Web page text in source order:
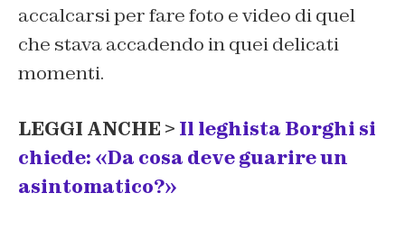
accalcarsi per fare foto e video di quel
che stava accadendo in quei delicati
momenti.
LEGGI ANCHE > Il leghista Borghi si
chiede: «Da cosa deve guarire un
asintomatico?»